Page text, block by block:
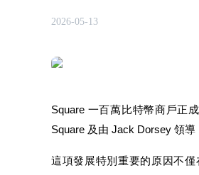
多種以USDT結算的永續合約
2026-05-13
Square 一百萬比特幣商戶正
Square 及由 Jack Dorsey 領
這項發展特別重要的原因不